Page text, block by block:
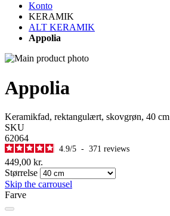
Konto
KERAMIK
ALT KERAMIK
Appolia
Appolia
Keramikfad, rektangulært, skovgrøn, 40 cm
SKU
62064
4.9/5 - 371 reviews
449,00 kr.
Størrelse
Skip the carrousel
Farve